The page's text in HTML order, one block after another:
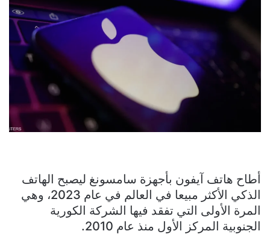
أطاح هاتف آيفون بأجهزة سامسونغ ليصبح الهاتف
الذكي الأكثر مبيعا في العالم في عام 2023، وهي
المرة الأولى التي تفقد فيها الشركة الكورية
الجنوبية المركز الأول منذ عام 2010.